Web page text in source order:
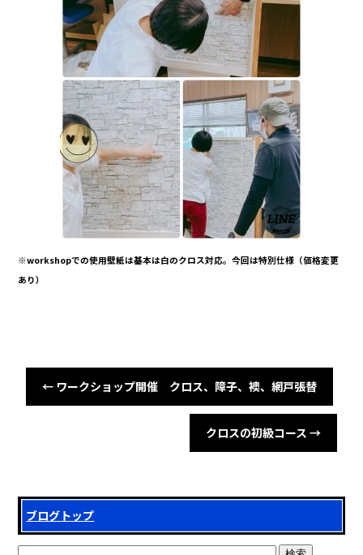
※workshopでの使用壁紙は基本は白のクロス対応。今回は特別仕様（価格変更
あり）
← ワークショップ開催 クロス、障子、襖、網戸張替
クロスの初級コース →
ブログトップ